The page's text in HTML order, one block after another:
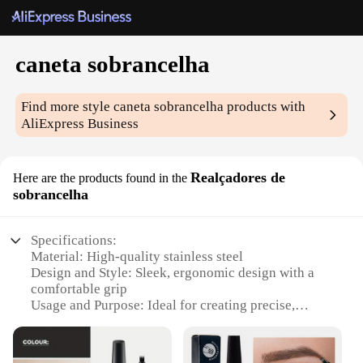
caneta sobrancelha
Find more stylecaneta sobrancelha products with
AliExpress Business
Here are the products found in the Realçadores de
sobrancelha
Specifications:
Material: High-quality stainless steel
Design and Style: Sleek, ergonomic design with a
comfortable grip
Usage and Purpose: Ideal for creating precise,
Performance and Property: Durable and sharp for
efficient brow shaping